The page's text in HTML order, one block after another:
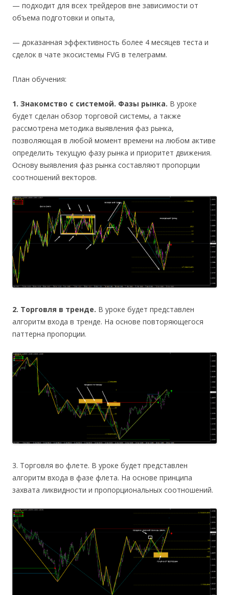
— подходит для всех трейдеров вне зависимости от
объема подготовки и опыта,
— доказанная эффективность более 4 месяцев теста и
сделок в чате экосистемы FVG в телеграмм.
План обучения:
1. Знакомство с системой. Фазы рынка. В уроке
будет сделан обзор торговой системы, а также
рассмотрена методика выявления фаз рынка,
позволяющая в любой момент времени на любом активе
определить текущую фазу рынка и приоритет движения.
Основу выявления фаз рынка составляют пропорции
соотношений векторов.
2. Торговля в тренде. В уроке будет представлен
алгоритм входа в тренде. На основе повторяющегося
паттерна пропорции.
3. Торговля во флете. В уроке будет представлен
алгоритм входа в фазе флета. На основе принципа
захвата ликвидности и пропорциональных соотношений.